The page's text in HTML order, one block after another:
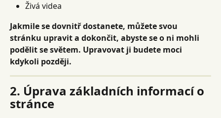
Živá videa
Jakmile se dovnitř dostanete, můžete svou
stránku upravit a dokončit, abyste se o ni mohli
podělit se světem. Upravovat ji budete moci
kdykoli později.
2. Úprava základních informací o
stránce